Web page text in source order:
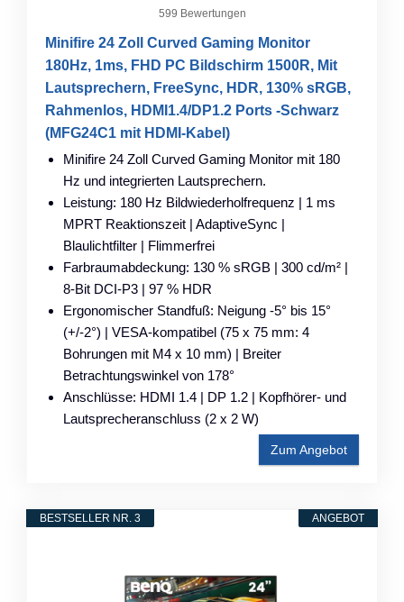
599 Bewertungen
Minifire 24 Zoll Curved Gaming Monitor
180Hz, 1ms, FHD PC Bildschirm 1500R, Mit
Lautsprechern, FreeSync, HDR, 130% sRGB,
Rahmenlos, HDMI1.4/DP1.2 Ports -Schwarz
(MFG24C1 mit HDMI-Kabel)
Minifire 24 Zoll Curved Gaming Monitor mit 180
Hz und integrierten Lautsprechern.
Leistung: 180 Hz Bildwiederholfrequenz | 1 ms
MPRT Reaktionszeit | AdaptiveSync |
Blaulichtfilter | Flimmerfrei
Farbraumabdeckung: 130 % sRGB | 300 cd/m² |
8-Bit DCI-P3 | 97 % HDR
Ergonomischer Standfuß: Neigung -5° bis 15°
(+/-2°) | VESA-kompatibel (75 x 75 mm: 4
Bohrungen mit M4 x 10 mm) | Breiter
Betrachtungswinkel von 178°
Anschlüsse: HDMI 1.4 | DP 1.2 | Kopfhörer- und
Lautsprecheranschluss (2 x 2 W)
Zum Angebot
ANGEBOT
BESTSELLER NR. 3